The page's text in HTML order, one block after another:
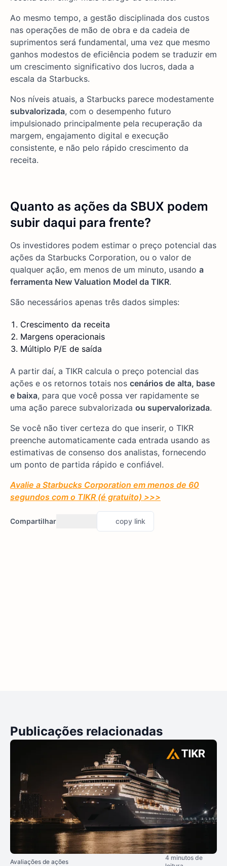
Ao mesmo tempo, a gestão disciplinada dos custos
nas operações de mão de obra e da cadeia de
suprimentos será fundamental, uma vez que mesmo
ganhos modestos de eficiência podem se traduzir em
um crescimento significativo dos lucros, dada a
escala da Starbucks.
Nos níveis atuais, a Starbucks parece modestamente
subvalorizada, com o desempenho futuro
impulsionado principalmente pela recuperação da
margem, engajamento digital e execução
consistente, e não pelo rápido crescimento da
receita.
Quanto as ações da SBUX podem
subir daqui para frente?
Os investidores podem estimar o preço potencial das
ações da Starbucks Corporation, ou o valor de
qualquer ação, em menos de um minuto, usando a
ferramenta New Valuation Model da TIKR.
São necessários apenas três dados simples:
Crescimento da receita
Margens operacionais
Múltiplo P/E de saída
A partir daí, a TIKR calcula o preço potencial das
ações e os retornos totais nos cenários de alta, base
e baixa, para que você possa ver rapidamente se
uma ação parece subvalorizada ou supervalorizada.
Se você não tiver certeza do que inserir, o TIKR
preenche automaticamente cada entrada usando as
estimativas de consenso dos analistas, fornecendo
um ponto de partida rápido e confiável.
Avalie a Starbucks Corporation em menos de 60
segundos com o TIKR (é gratuito) >>>
Compartilhar copy link
Publicações relacionadas
Avaliações de ações
4 minutos de